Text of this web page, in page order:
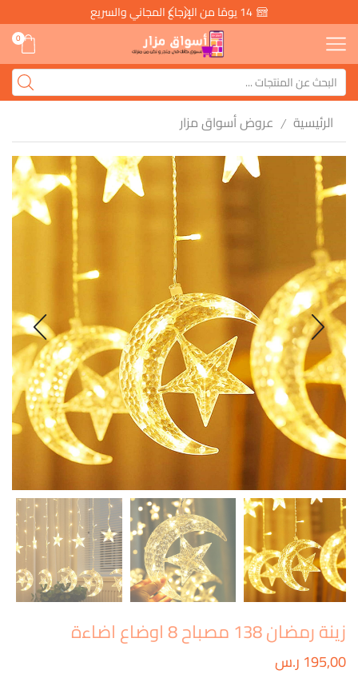
14 يومًا من الإرجاع المجاني والسريع
0
الرئيسية / عروض أسواق مزار
زينة رمضان 138 مصباح 8 اوضاع اضاءة
195,00 ر.س